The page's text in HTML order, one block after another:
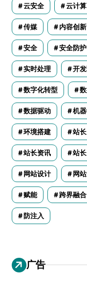
云安全 云计算
传媒 内容创新
安全 安全防护
实时处理 开
数字化转型
数据驱动 机
环境搭建 站长
站长资讯 站
网站设计 网
赋能 跨界融合
防注入
广告